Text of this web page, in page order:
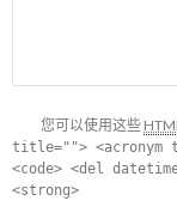
您可以使用这些
title=""> <acronym
<code> <del
<strong>